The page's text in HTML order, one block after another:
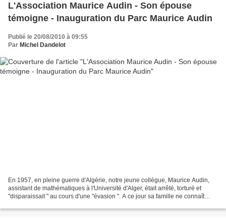
L'Association Maurice Audin - Son épouse
témoigne - Inauguration du Parc Maurice Audin
Publié le 20/08/2010 à 09:55
Par Michel Dandelot
En 1957, en pleine guerre d'Algérie, notre jeune collègue, Maurice Audin,
assistant de mathématiques à l'Université d'Alger, était arrêté, torturé et
"disparaissait " au cours d'une "évasion ". A ce jour sa famille ne connaît